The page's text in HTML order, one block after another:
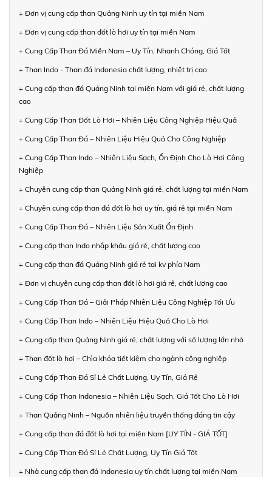
+ Đơn vị cung cấp than Quảng Ninh uy tín tại miền Nam
+ Đơn vị cung cấp than đốt lò hơi uy tín tại miền Nam
+ Cung Cấp Than Đá Miền Nam – Uy Tín, Nhanh Chóng, Giá Tốt
+ Than Indo - Than đá Indonesia chất lượng, nhiệt trị cao
+ Cung cấp than đá Quảng Ninh tại miền Nam với giá rẻ, chất lượng
cao
+ Cung Cấp Than Đốt Lò Hơi – Nhiên Liệu Công Nghiệp Hiệu Quả
+ Cung Cấp Than Đá – Nhiên Liệu Hiệu Quả Cho Công Nghiệp
+ Cung Cấp Than Indo – Nhiên Liệu Sạch, Ổn Định Cho Lò Hơi Công
Nghiệp
+ Chuyên cung cấp than Quảng Ninh giá rẻ, chất lượng tại miền Nam
+ Chuyên cung cấp than đá đốt lò hơi uy tín, giá rẻ tại miền Nam
+ Cung Cấp Than Đá – Nhiên Liệu Sản Xuất Ổn Định
+ Cung cấp than Indo nhập khẩu giá rẻ, chất lượng cao
+ Cung cấp than đá Quảng Ninh giá rẻ tại kv phía Nam
+ Đơn vị chuyên cung cấp than đốt lò hơi giá rẻ, chất lượng cao
+ Cung Cấp Than Đá – Giải Pháp Nhiên Liệu Công Nghiệp Tối Ưu
+ Cung Cấp Than Indo – Nhiên Liệu Hiệu Quả Cho Lò Hơi
+ Cung cấp than Quảng Ninh giá rẻ, chất lượng với số lượng lớn nhỏ
+ Than đốt lò hơi – Chìa khóa tiết kiệm cho ngành công nghiệp
+ Cung Cấp Than Đá Sỉ Lẻ Chất Lượng, Uy Tín, Giá Rẻ
+ Cung Cấp Than Indonesia – Nhiên Liệu Sạch, Giá Tốt Cho Lò Hơi
+ Than Quảng Ninh – Nguồn nhiên liệu truyền thống đáng tin cậy
+ Cung cấp than đá đốt lò hơi tại miền Nam [UY TÍN - GIÁ TỐT]
+ Cung Cấp Than Đá Sỉ Lẻ Chất Lượng, Uy Tín Giá Tốt
+ Nhà cung cấp than đá Indonesia uy tín chất lượng tại miền Nam